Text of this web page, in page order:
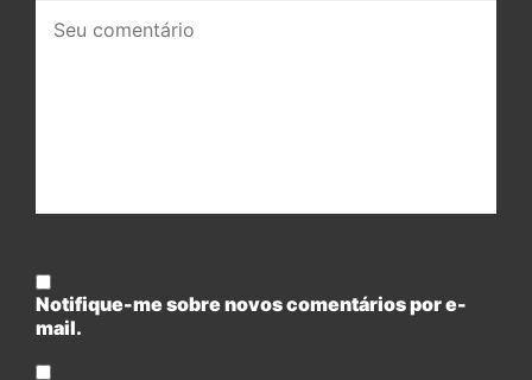
comentário:
Notifique-me sobre novos comentários por e-
mail.